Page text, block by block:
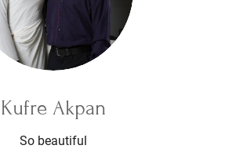
Kufre Akpan
So beautiful